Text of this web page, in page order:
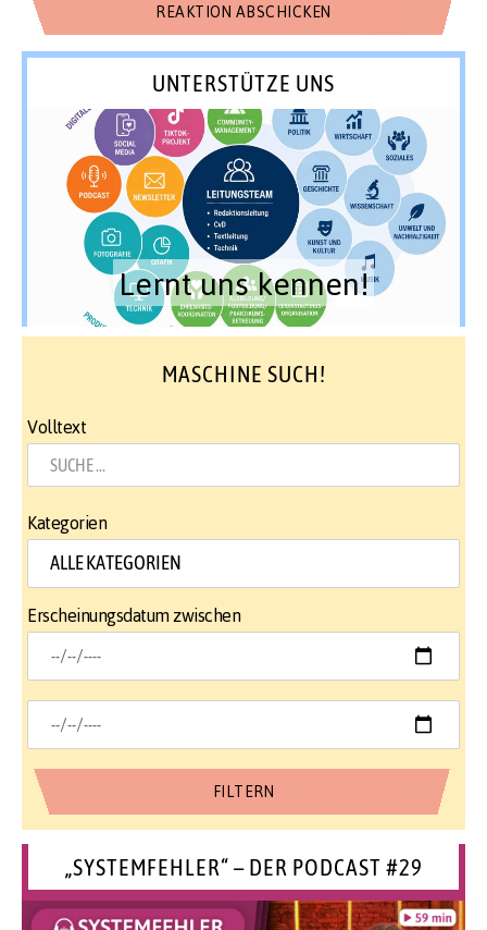
UNTERSTÜTZE UNS
Lernt uns kennen!
MASCHINE SUCH!
Volltext
Kategorien
Erscheinungsdatum zwischen
„SYSTEMFEHLER“ – DER PODCAST #29